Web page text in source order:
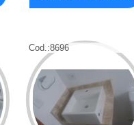
Cod.:8696